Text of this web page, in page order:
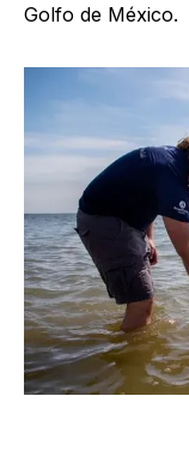
Golfo de México.